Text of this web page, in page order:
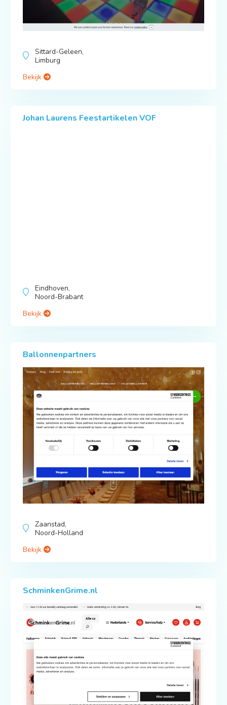
Sittard-Geleen,
Limburg
Bekijk
Johan Laurens Feestartikelen VOF
Eindhoven,
Noord-Brabant
Bekijk
Ballonnenpartners
Zaanstad,
Noord-Holland
Bekijk
SchminkenGrime.nl